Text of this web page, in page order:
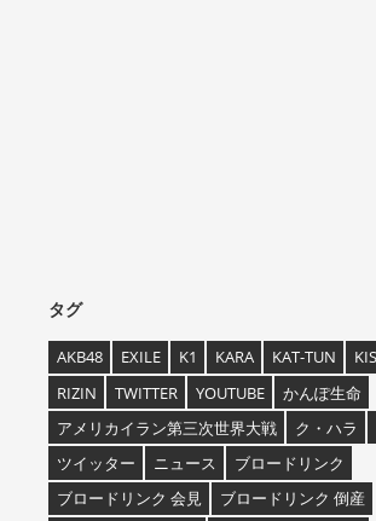
タグ
AKB48 EXILE K1 KARA KAT-TUN
RIZIN
TWITTER YOUTUBE
かんぽ生命
アメリカイラン第三次世界大戦
ク・ハラ
ツイッター
ニュース
ブロードリンク
ブロードリンク 会見
ブロードリンク 倒産